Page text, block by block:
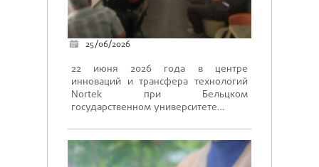
25/06/2026
22 июня 2026 года в центре
инноваций и трансфера технологий
Nortek при Бельцком
государственном университете…